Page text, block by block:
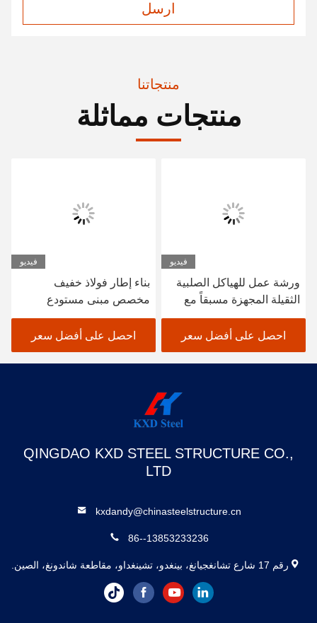
ارسل
منتجاتنا
منتجات مماثلة
فيديو
ورشة عمل للهياكل الصلبية
الثقيلة المجهزة مسبقاً مع
مباني ورشة العمل المعدنية
ذات التصميم المرن
احصل على أفضل سعر
فيديو
بناء إطار فولاذ خفيف
مخصص مبنى مستودع
تجاري
احصل على أفضل سعر
QINGDAO KXD STEEL STRUCTURE CO.,
LTD
kxdandy@chinasteelstructure.cn
86--13853233236
رقم 17 شارع تشانغجيانغ، بينغدو، تشينغداو، مقاطعة شاندونغ، الصين.